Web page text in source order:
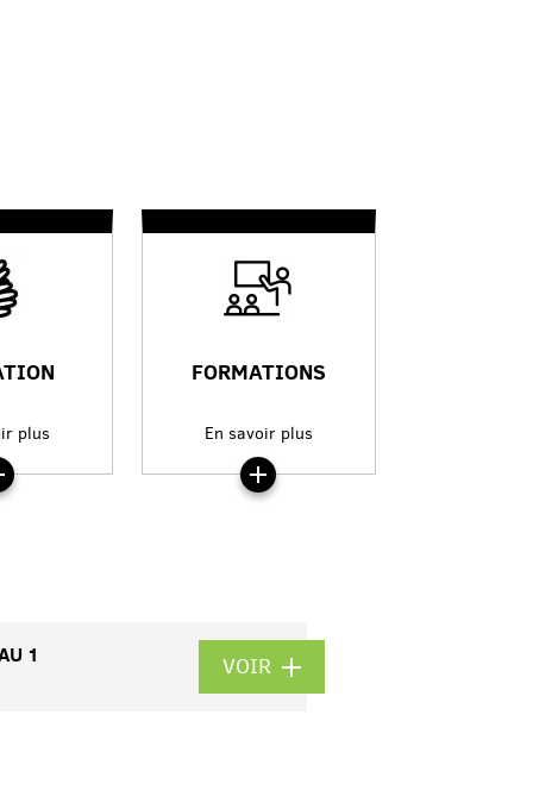
plus
FORMATIONS
En savoir plus
1 VOIR